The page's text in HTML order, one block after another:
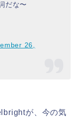
だな〜
26,
が、今の気